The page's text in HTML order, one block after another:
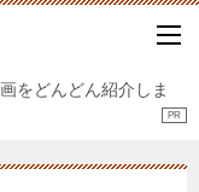
をどんどん紹介しま